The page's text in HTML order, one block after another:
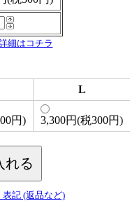
細はコチラ
L
円) 3,300円(税300円)
記 (返品など)